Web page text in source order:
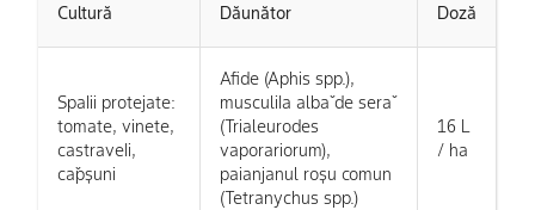
Cultură Dăunător Doză
SpaIii protejate:
tomate, vinete,
castraveIi,
cǎpşuni
Afide (Aphis spp.),
musculiIa albǎ de serǎ
(Trialeurodes
vaporariorum),
paianjanul roşu comun
(Tetranychus spp.)
16 L
/ ha